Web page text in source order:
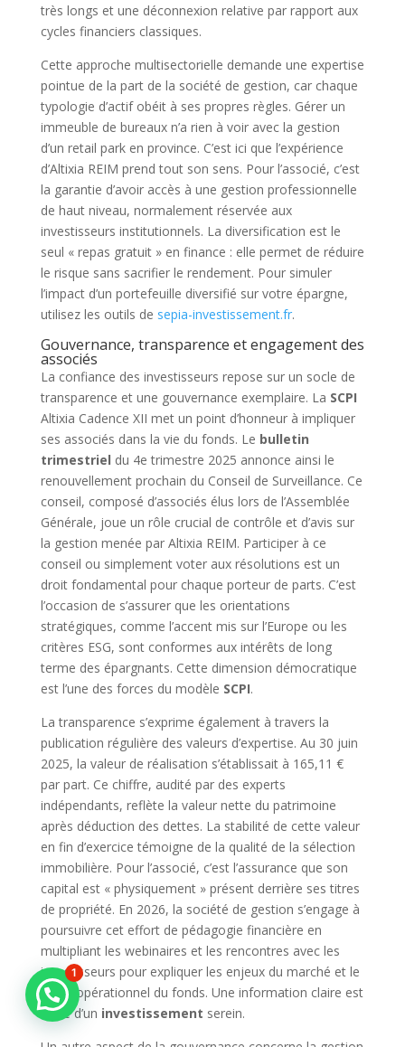
très longs et une déconnexion relative par rapport aux
cycles financiers classiques.
Cette approche multisectorielle demande une expertise
pointue de la part de la société de gestion, car chaque
typologie d’actif obéit à ses propres règles. Gérer un
immeuble de bureaux n’a rien à voir avec la gestion
d’un retail park en province. C’est ici que l’expérience
d’Altixia REIM prend tout son sens. Pour l’associé, c’est
la garantie d’avoir accès à une gestion professionnelle
de haut niveau, normalement réservée aux
investisseurs institutionnels. La diversification est le
seul « repas gratuit » en finance : elle permet de réduire
le risque sans sacrifier le rendement. Pour simuler
l’impact d’un portefeuille diversifié sur votre épargne,
utilisez les outils de sepia-investissement.fr.
Gouvernance, transparence et engagement des
associés
La confiance des investisseurs repose sur un socle de
transparence et une gouvernance exemplaire. La SCPI
Altixia Cadence XII met un point d’honneur à impliquer
ses associés dans la vie du fonds. Le bulletin
trimestriel du 4e trimestre 2025 annonce ainsi le
renouvellement prochain du Conseil de Surveillance. Ce
conseil, composé d’associés élus lors de l’Assemblée
Générale, joue un rôle crucial de contrôle et d’avis sur
la gestion menée par Altixia REIM. Participer à ce
conseil ou simplement voter aux résolutions est un
droit fondamental pour chaque porteur de parts. C’est
l’occasion de s’assurer que les orientations
stratégiques, comme l’accent mis sur l’Europe ou les
critères ESG, sont conformes aux intérêts de long
terme des épargnants. Cette dimension démocratique
est l’une des forces du modèle SCPI.
La transparence s’exprime également à travers la
publication régulière des valeurs d’expertise. Au 30 juin
2025, la valeur de réalisation s’établissait à 165,11 €
par part. Ce chiffre, audité par des experts
indépendants, reflète la valeur nette du patrimoine
après déduction des dettes. La stabilité de cette valeur
en fin d’exercice témoigne de la qualité de la sélection
immobilière. Pour l’associé, c’est l’assurance que son
capital est « physiquement » présent derrière ses titres
de propriété. En 2026, la société de gestion s’engage à
poursuivre cet effort de pédagogie financière en
multipliant les webinaires et les rencontres avec les
investisseurs pour expliquer les enjeux du marché et le
bilan opérationnel du fonds. Une information claire est
la clé d’un investissement serein.
1